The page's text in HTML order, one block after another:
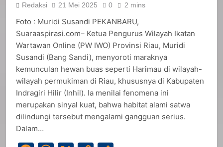
Redaksi 21 Mei 2025 0 2 mins
Foto : Muridi Susandi PEKANBARU,
Suaraaspirasi.com– Ketua Pengurus Wilayah Ikatan
Wartawan Online (PW IWO) Provinsi Riau, Muridi
Susandi (Bang Sandi), menyoroti maraknya
kemunculan hewan buas seperti Harimau di wilayah-
wilayah permukiman di Riau, khususnya di Kabupaten
Indragiri Hilir (Inhil). Ia menilai fenomena ini
merupakan sinyal kuat, bahwa habitat alami satwa
dilindungi tersebut mengalami gangguan serius.
Dalam…